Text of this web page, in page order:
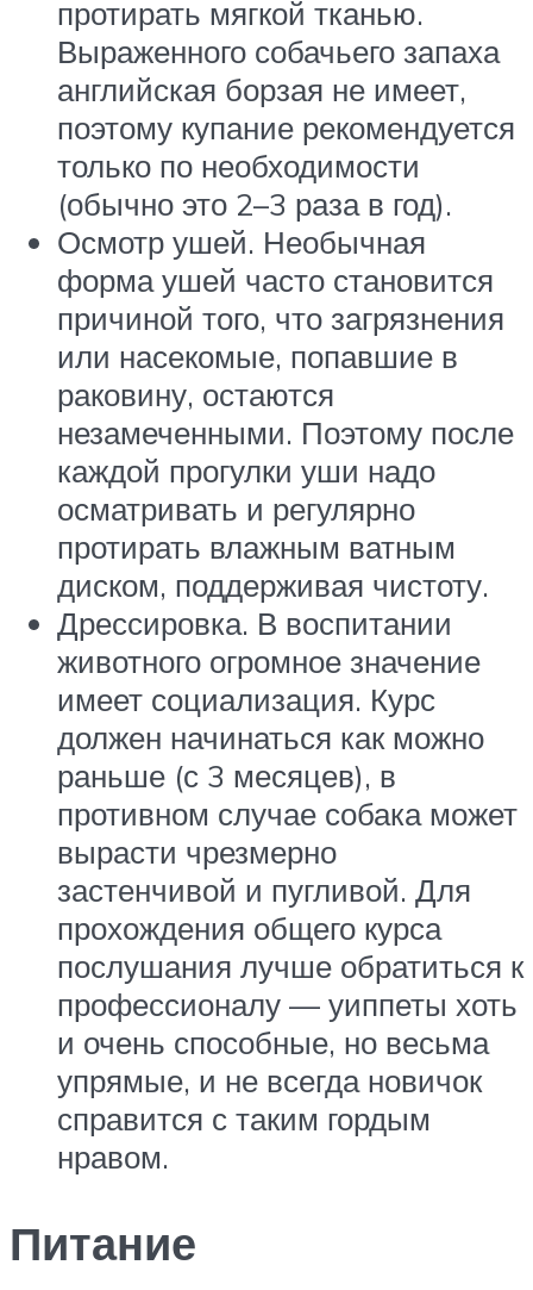
протирать мягкой тканью.
Выраженного собачьего запаха
английская борзая не имеет,
поэтому купание рекомендуется
только по необходимости
(обычно это 2–3 раза в год).
Осмотр ушей. Необычная
форма ушей часто становится
причиной того, что загрязнения
или насекомые, попавшие в
раковину, остаются
незамеченными. Поэтому после
каждой прогулки уши надо
осматривать и регулярно
протирать влажным ватным
диском, поддерживая чистоту.
Дрессировка. В воспитании
животного огромное значение
имеет социализация. Курс
должен начинаться как можно
раньше (с 3 месяцев), в
противном случае собака может
вырасти чрезмерно
застенчивой и пугливой. Для
прохождения общего курса
послушания лучше обратиться к
профессионалу — уиппеты хоть
и очень способные, но весьма
упрямые, и не всегда новичок
справится с таким гордым
нравом.
Питание